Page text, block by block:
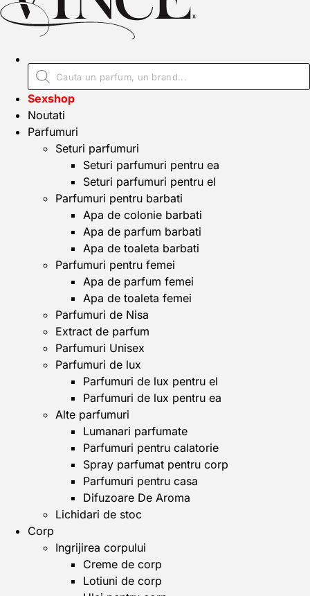
Sexshop
Noutati
Parfumuri
Seturi parfumuri
Seturi parfumuri pentru ea
Seturi parfumuri pentru el
Parfumuri pentru barbati
Apa de colonie barbati
Apa de parfum barbati
Apa de toaleta barbati
Parfumuri pentru femei
Apa de parfum femei
Apa de toaleta femei
Parfumuri de Nisa
Extract de parfum
Parfumuri Unisex
Parfumuri de lux
Parfumuri de lux pentru el
Parfumuri de lux pentru ea
Alte parfumuri
Lumanari parfumate
Parfumuri pentru calatorie
Spray parfumat pentru corp
Parfumuri pentru casa
Difuzoare De Aroma
Lichidari de stoc
Corp
Ingrijirea corpului
Creme de corp
Lotiuni de corp